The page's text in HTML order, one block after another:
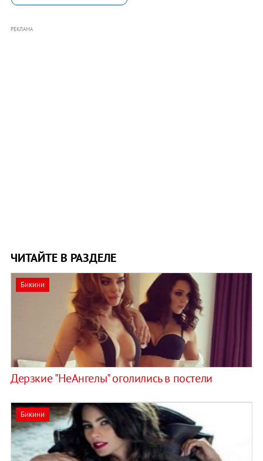
РЕКЛАМА
ЧИТАЙТЕ В РАЗДЕЛЕ
Бикини
Дерзкие "НеАнгелы" оголились в постели
Бикини